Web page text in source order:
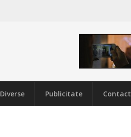
Diverse Publicitate Contact